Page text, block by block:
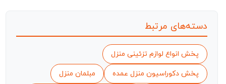
دسته‌های مرتبط
پخش انواع لوازم تزئینی منزل
پخش دکوراسیون منزل عمده مبلمان منزل